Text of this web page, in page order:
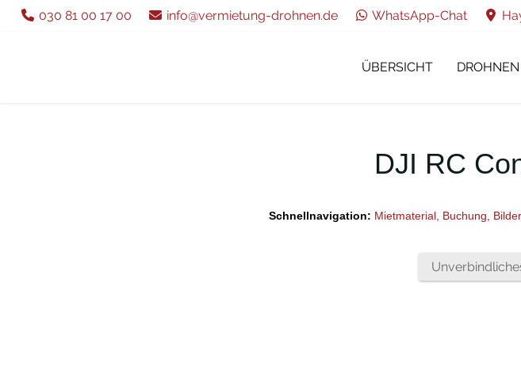
030 81 00 17 00 info@vermietung-drohnen.de WhatsApp-Chat
ÜBERSICHT DROHNEN
DJI RC
Schnellnavigation: Mietmaterial, Buchung, Bilder,